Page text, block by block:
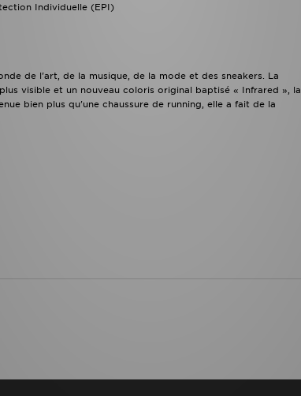
Individuelle (EPI)
de l'art, de la musique, de la mode et des sneakers. La
visible et un nouveau coloris original baptisé « Infrared », la
bien plus qu'une chaussure de running, elle a fait de la